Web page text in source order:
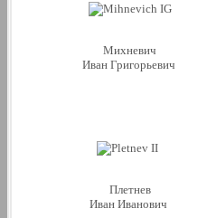
Михневич
Иван Григорьевич
Плетнев
Иван Иванович